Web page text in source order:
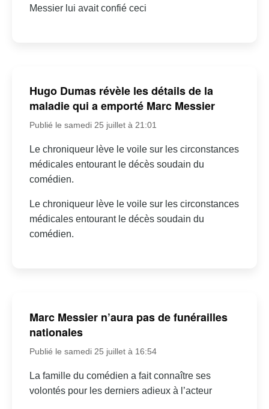
Messier lui avait confié ceci
Hugo Dumas révèle les détails de la
maladie qui a emporté Marc Messier
Publié le samedi 25 juillet à 21:01
Le chroniqueur lève le voile sur les circonstances
médicales entourant le décès soudain du
comédien.
Le chroniqueur lève le voile sur les circonstances
médicales entourant le décès soudain du
comédien.
Marc Messier n’aura pas de funérailles
nationales
Publié le samedi 25 juillet à 16:54
La famille du comédien a fait connaître ses
volontés pour les derniers adieux à l’acteur